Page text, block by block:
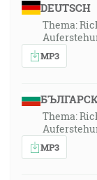
DEUTSCH
Thema:
MP3
Thema:
MP3